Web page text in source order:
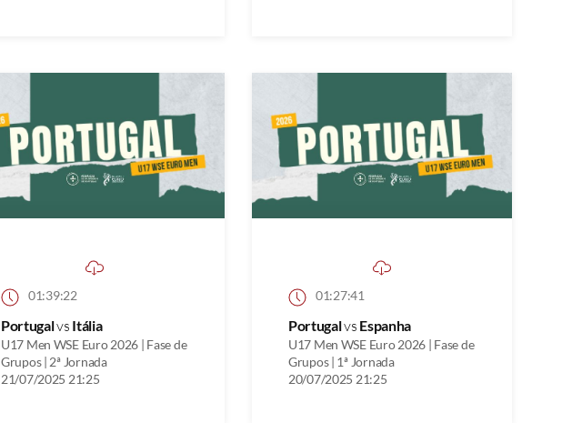
01:39:22
Portugalvs Itália
U17 Men WSE Euro 2026 | Fase de
Grupos | 2ª Jornada
21/07/2025 21:25
01:27:41
Portugalvs Espanha
U17 Men WSE Euro 2026 | Fase de
Grupos | 1ª Jornada
20/07/2025 21:25